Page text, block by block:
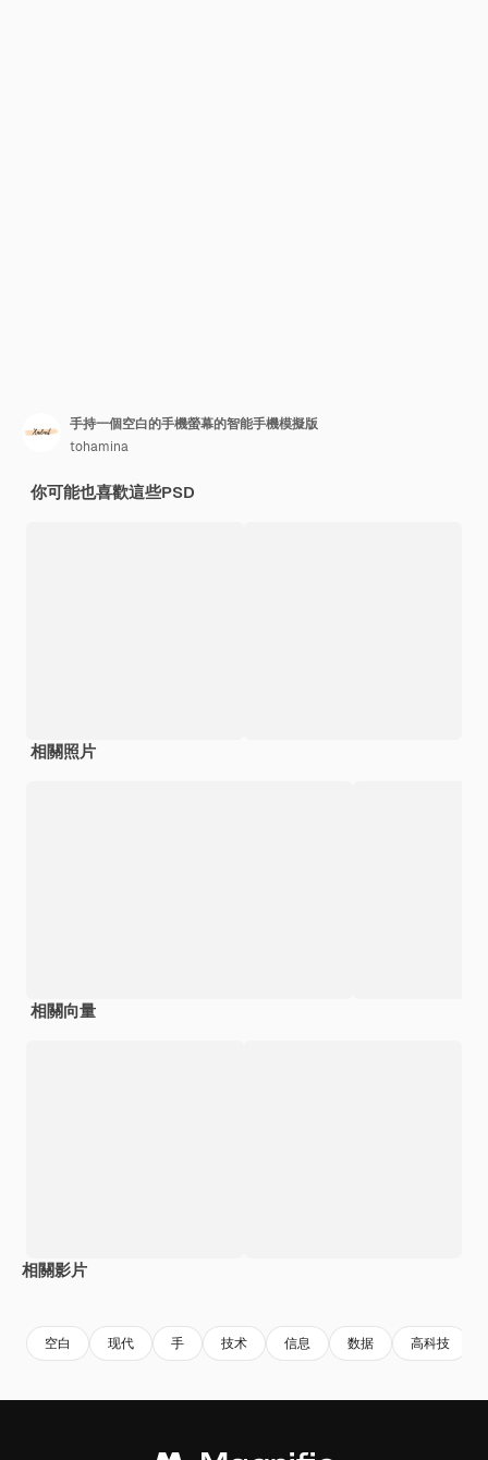
手持一個空白的手機螢幕的智能手機模擬版
tohamina
你可能也喜歡這些PSD
相關照片
相關向量
相關影片
空白 现代 手 技术 信息 数据 高科技